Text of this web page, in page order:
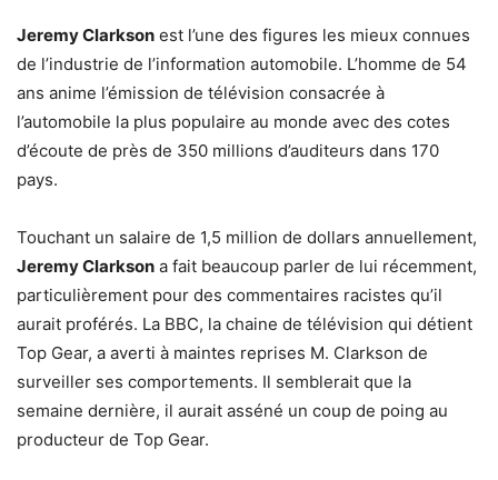
Jeremy Clarkson est l’une des figures les mieux connues
de l’industrie de l’information automobile. L’homme de 54
ans anime l’émission de télévision consacrée à
l’automobile la plus populaire au monde avec des cotes
d’écoute de près de 350 millions d’auditeurs dans 170
pays.
Touchant un salaire de 1,5 million de dollars annuellement,
Jeremy Clarkson a fait beaucoup parler de lui récemment,
particulièrement pour des commentaires racistes qu’il
aurait proférés. La BBC, la chaine de télévision qui détient
Top Gear, a averti à maintes reprises M. Clarkson de
surveiller ses comportements. Il semblerait que la
semaine dernière, il aurait asséné un coup de poing au
producteur de Top Gear.